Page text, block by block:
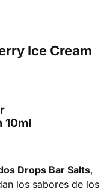
Ice Cream
10ml
Drops Bar Salts,
los sabores de los